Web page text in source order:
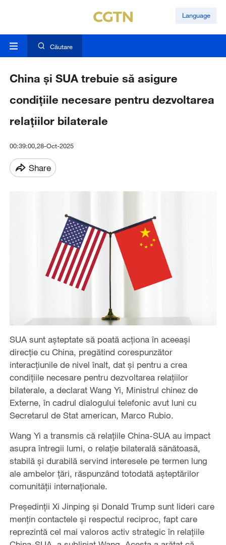
Language
Căutare
China și SUA trebuie să asigure
condițiile necesare pentru dezvoltarea
relațiilor bilaterale
00:39:00,28-Oct-2025
Share
SUA sunt așteptate să poată acționa în aceeași
direcție cu China, pregătind corespunzător
interacțiunile de nivel înalt, dat și pentru a crea
condițiile necesare pentru dezvoltarea relațiilor
bilaterale, a declarat Wang Yi, Ministrul chinez de
Externe, în cadrul dialogului telefonic avut luni cu
Secretarul de Stat american, Marco Rubio.
Wang Yi a transmis că relațiile China-SUA au impact
asupra întregii lumi, o relație bilaterală sănătoasă,
stabilă și durabilă servind interesele pe termen lung
ale ambelor țări, răspunzând totodată așteptărilor
comunității internaționale.
Președinții Xi Jinping și Donald Trump sunt lideri care
mențin contactele și respectul reciproc, fapt care
reprezintă cel mai valoros activ strategic în relațiile